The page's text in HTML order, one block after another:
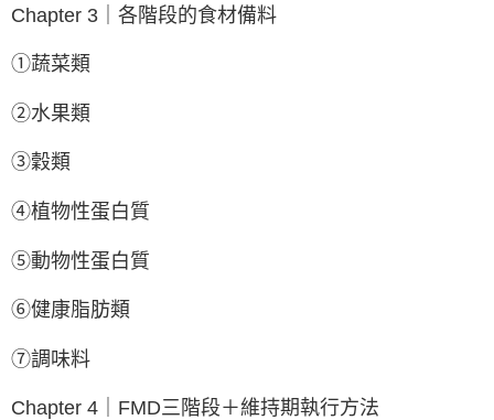
Chapter 3｜各階段的食材備料
①蔬菜類
②水果類
③穀類
④植物性蛋白質
⑤動物性蛋白質
⑥健康脂肪類
⑦調味料
Chapter 4｜FMD三階段＋維持期執行方法